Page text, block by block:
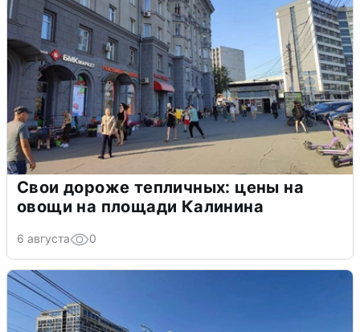
Свои дороже тепличных: цены на
овощи на площади Калинина
6 августа 0